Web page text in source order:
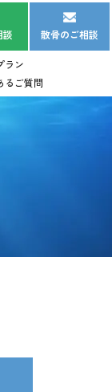
談 散骨のご相談
ラン
るご質問